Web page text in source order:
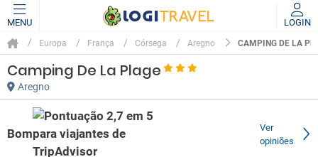
MENU LOGIN
Europa França Córsega Aregno CAMPING DE LA
Camping De La Plage
Aregno
Bom
Ver
opiniões